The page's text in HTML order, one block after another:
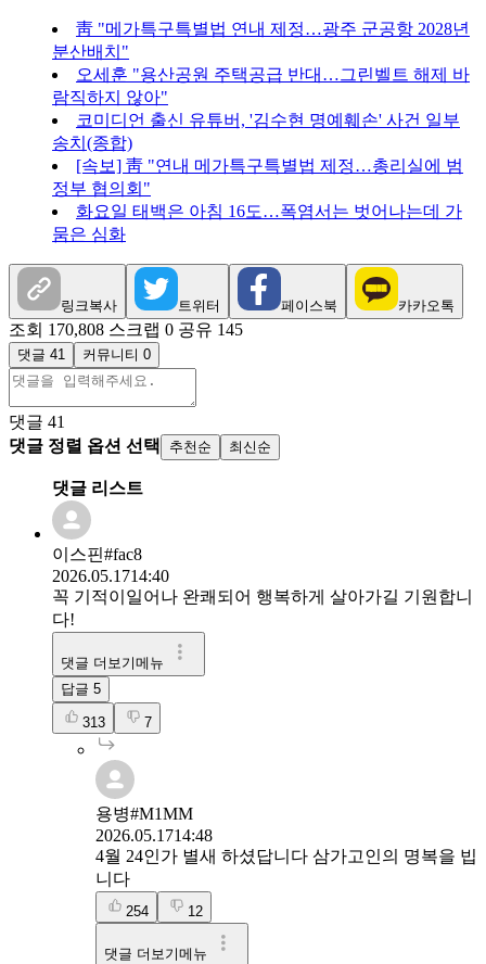
靑 "메가특구특별법 연내 제정…광주 군공항 2028년
분산배치"
오세훈 "용산공원 주택공급 반대…그린벨트 해제 바
람직하지 않아"
코미디언 출신 유튜버, '김수현 명예훼손' 사건 일부
송치(종합)
[속보] 靑 "연내 메가특구특별법 제정…총리실에 범
정부 협의회"
화요일 태백은 아침 16도…폭염서는 벗어나는데 가
뭄은 심화
링크복사 트위터 페이스북 카카오톡
조회 170,808 스크랩 0 공유 145
댓글 41 커뮤니티 0
댓글 41
댓글 정렬 옵션 선택
추천순 최신순
댓글 리스트
이스핀#fac8
2026.05.1714:40
꼭 기적이일어나 완쾌되어 행복하게 살아가길 기원합니
다!
댓글 더보기메뉴
답글 5
313 7
용병#M1MM
2026.05.1714:48
4월 24인가 별새 하셨답니다 삼가고인의 명복을 빕
니다
254 12
댓글 더보기메뉴